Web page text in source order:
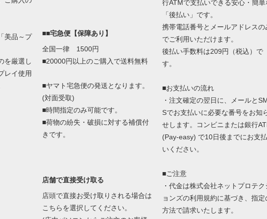
美品～プ
を厳選し
レイ使用
■■宅急便【保障あり】
全国一律 1500円
■20000円以上のご購入で送料無料
■ヤマト宅急便の発送となります。
(対面受取)
■時間指定のみ可能です。
■荷物の紛失・破損に対する補償付
きです。
店舗で直接受け取る
店頭で直接お受け取りされる場合は
こちらを選択してください。
行ATMで支払いできる安心・簡単
「後払い」です。
携帯電話番号とメールアドレスの
でご利用いただけます。
後払い手数料は209円（税込）で
す。
■お支払いの流れ
・注文確定の翌日に、メールと
Sでお支払いに必要な番号をお知
せします。コンビニまたは銀行
(Pay-easy) で10日後までにお支払
いください。
■ご注意
・代金は株式会社ネットプロテク
ョンズの利用規約に基づき、指定
方法で請求いたします。